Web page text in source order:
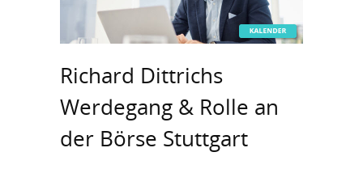
Richard Dittrichs
Werdegang & Rolle an
der Börse Stuttgart